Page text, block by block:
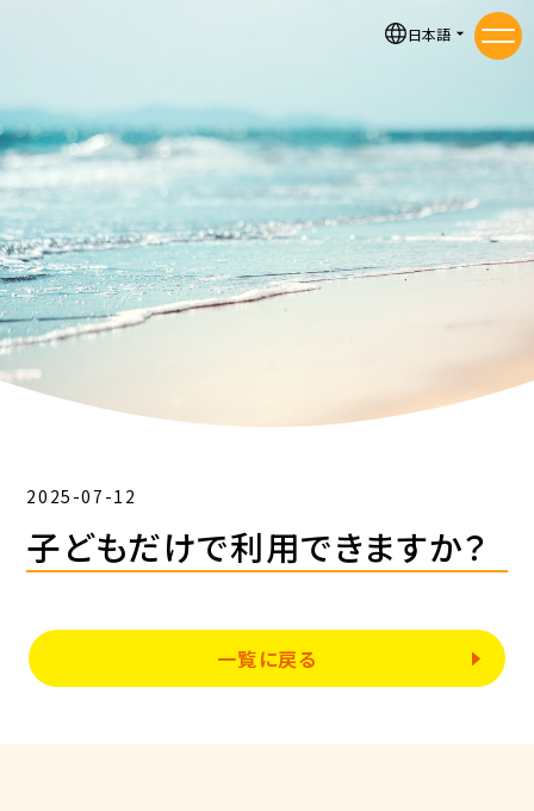
日本語
メ
2025-07-12
子どもだけで利用できますか？
一覧に戻る